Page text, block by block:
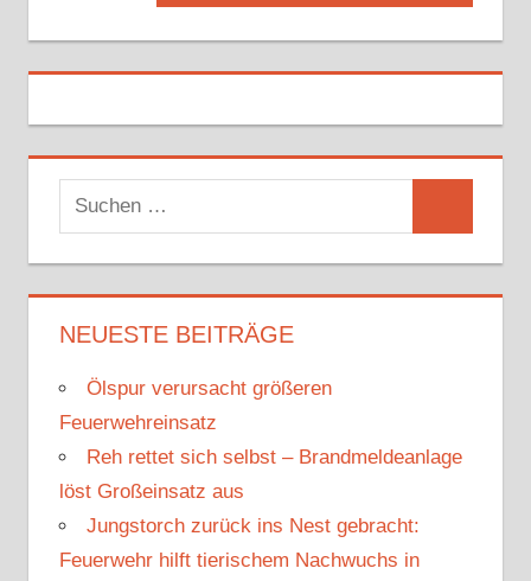
u
c
h
e
a
h
c
NEUESTE BEITRÄGE
Ölspur verursacht größeren
Feuerwehreinsatz
Reh rettet sich selbst – Brandmeldeanlage
löst Großeinsatz aus
Jungstorch zurück ins Nest gebracht:
Feuerwehr hilft tierischem Nachwuchs in